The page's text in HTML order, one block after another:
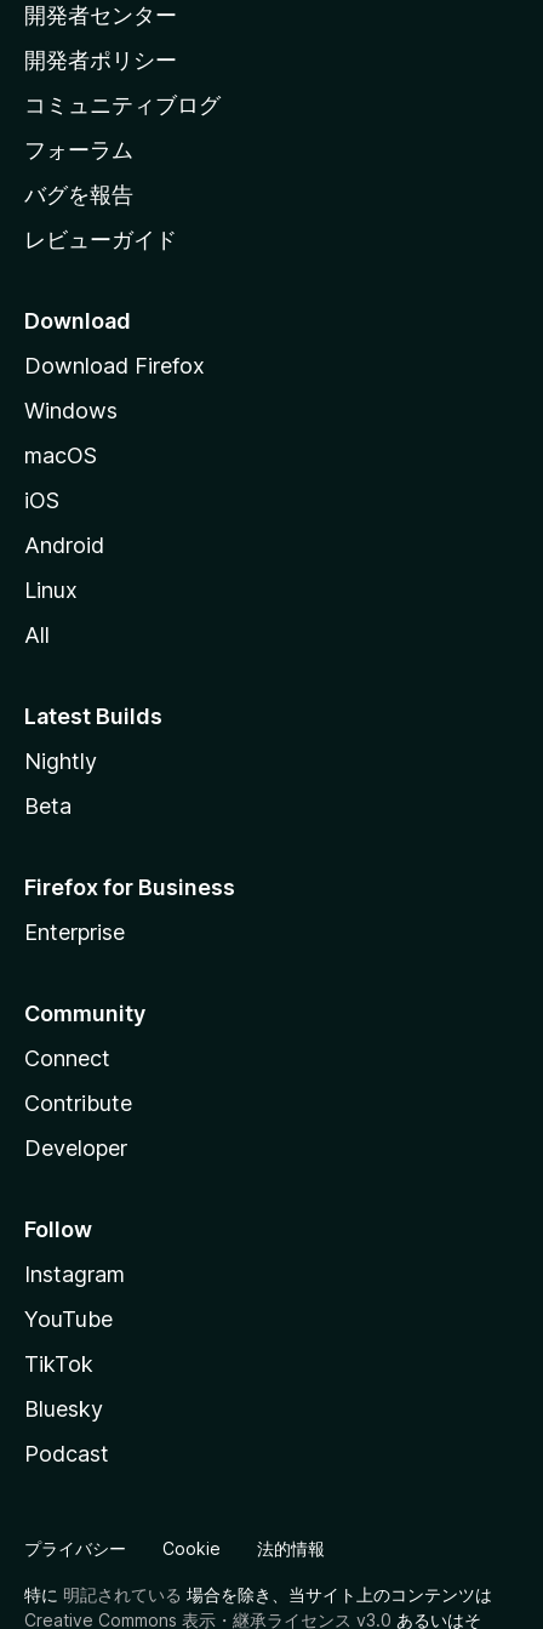
ー
ム
ー
ジ
へ
開発者センター
開発者ポリシー
コミュニティブログ
フォーラム
バグを報告
レビューガイド
Download
Download Firefox
Windows
macOS
iOS
Android
Linux
All
Latest Builds
Nightly
Beta
Firefox for Business
Enterprise
Community
Connect
Contribute
Developer
Follow
Instagram
YouTube
TikTok
Bluesky
Podcast
プライバシー Cookie 法的情報
特に 明記されている 場合を除き、当サイト上のコンテンツは
Creative Commons 表示・継承ライセンス v3.0 あるいはそ